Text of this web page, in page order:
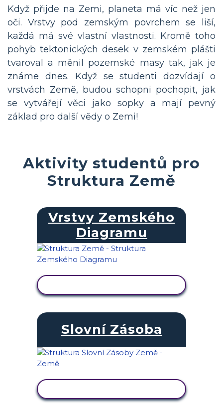
Když přijde na Zemi, planeta má víc než jen
oči. Vrstvy pod zemským povrchem se liší,
každá má své vlastní vlastnosti. Kromě toho
pohyb tektonických desek v zemském plášti
tvaroval a měnil pozemské masy tak, jak je
známe dnes. Když se studenti dozvídají o
vrstvách Země, budou schopni pochopit, jak
se vytvářejí věci jako sopky a mají pevný
základ pro další vědy o Zemi!
Aktivity studentů pro
Struktura Země
Vrstvy Zemského
Diagramu
Slovní Zásoba